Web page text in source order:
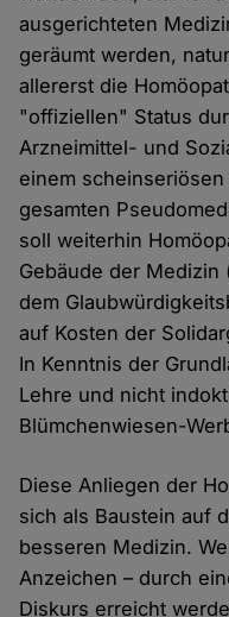
ausgerichteten
geräumt werden,
allererst die
"offiziellen" Status
Arzneimittel- und
einem
gesamten
soll weiterhin
Gebäude der
dem
auf Kosten der
In Kenntnis der
Lehre und nicht
Blümchenwiesen-
Diese Anliegen der
sich als Baustein auf
besseren Medizin.
Anzeichen – durch
Diskurs erreicht